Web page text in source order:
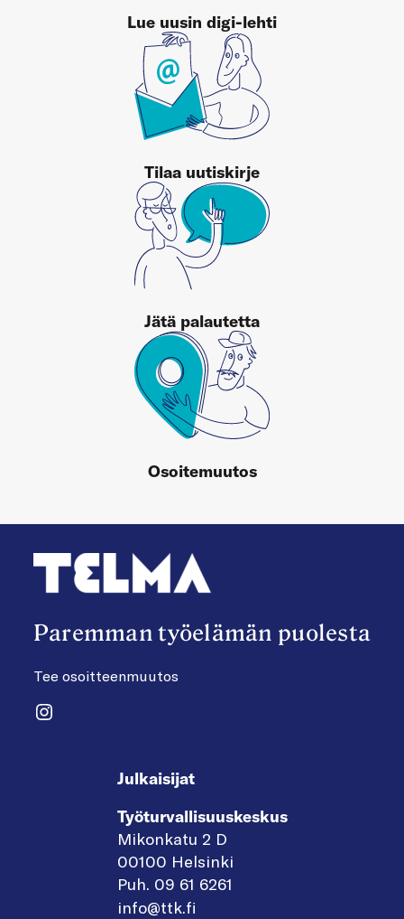
Lue uusin digi-lehti
Tilaa uutiskirje
Jätä palautetta
Osoitemuutos
Paremman työelämän puolesta
Tee osoitteenmuutos
Instagram
Julkaisijat
Työturvallisuuskeskus
Mikonkatu 2 D
00100 Helsinki
Puh. 09 61 6261
info@ttk.fi